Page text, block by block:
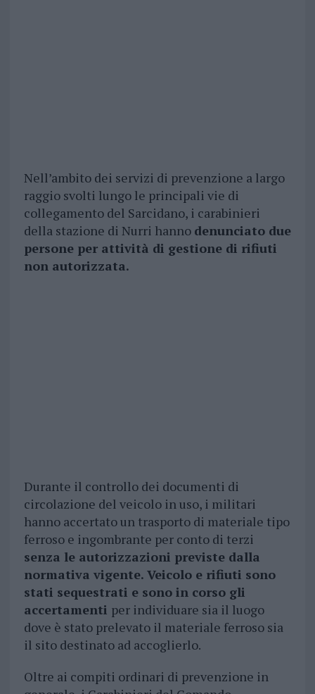
Nell’ambito dei servizi di prevenzione a largo
raggio svolti lungo le principali vie di
collegamento del Sarcidano, i carabinieri
della stazione di Nurri hanno denunciato due
persone per attività di gestione di rifiuti
non autorizzata.
Durante il controllo dei documenti di
circolazione del veicolo in uso, i militari
hanno accertato un trasporto di materiale tipo
ferroso e ingombrante per conto di terzi
senza le autorizzazioni previste dalla
normativa vigente. Veicolo e rifiuti sono
stati sequestrati e sono in corso gli
accertamenti per individuare sia il luogo
dove è stato prelevato il materiale ferroso sia
il sito destinato ad accoglierlo.
Oltre ai compiti ordinari di prevenzione in